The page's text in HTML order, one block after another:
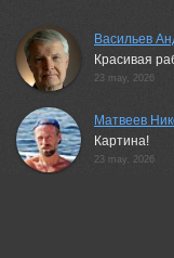
Васильев
Красивая
23 may, 2026
Матвеев
Картина!
23 may, 2026